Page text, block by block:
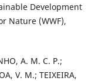
Development
Nature (WWF),
A. M. C. P.;
V. M.; TEIXEIRA,